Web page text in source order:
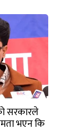
सरकारले
भएन कि